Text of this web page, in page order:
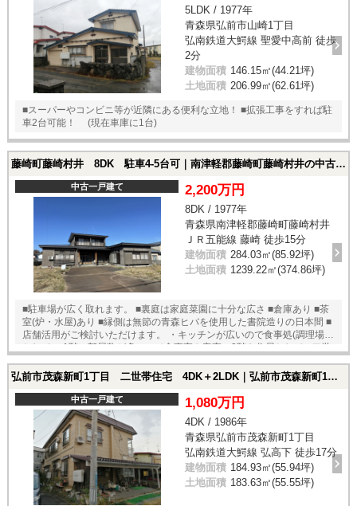
5LDK / 1977年
青森県弘前市山崎1丁目
弘南鉄道大鰐線 聖愛中高前 徒歩
2分
建物面積 146.15㎡(44.21坪)
土地面積 206.99㎡(62.61坪)
■スーパーやコンビニ等が近隣にある便利な立地！ ■拡張工事をすれば駐
車2台可能！ (現在車庫に1台)
藤崎町藤崎村井 8DK 駐車4-5台可｜南津軽郡藤崎町藤崎村井の中古一戸建て
中古一戸建て 2,200万円
8DK / 1977年
青森県南津軽郡藤崎町藤崎村井
ＪＲ五能線 藤崎 徒歩15分
建物面積 284.03㎡(85.92坪)
土地面積 1239.22㎡(374.86坪)
■駐車場が広く取れます。 ■裏庭は家庭菜園に十分な広さ ■倉庫あり ■茶
室(炉・水屋)あり ■縁側は無節の青森ヒバを使用した書院造りの日本間 ■
店舗活用がご検討いただけます。 ・キッチンが広いので食事処(調理場)
として ・1階の部屋数が多いので食事室や客室、2階を住居として ■二世
弘前市茂森新町1丁目 二世帯住宅 4DK＋2LDK｜弘前市茂森新町1丁目の中古一戸建て
中古一戸建て 1,080万円
4DK / 1986年
青森県弘前市茂森新町1丁目
弘南鉄道大鰐線 弘高下 徒歩17分
建物面積 184.93㎡(55.94坪)
土地面積 183.63㎡(55.55坪)